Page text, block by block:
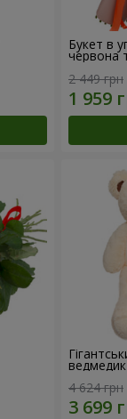
Букет в
червона
2 449 грн
троянд
4 624 грн